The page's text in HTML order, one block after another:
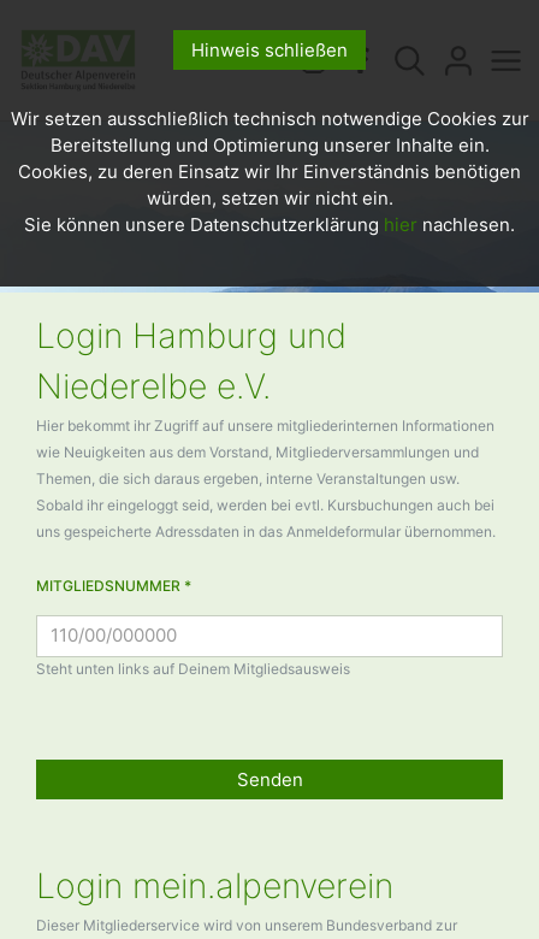
Login Hamburg und
Niederelbe e.V.
Hier bekommt ihr Zugriff auf unsere mitgliederinternen Informationen
wie Neuigkeiten aus dem Vorstand, Mitgliederversammlungen und
Themen, die sich daraus ergeben, interne Veranstaltungen usw.
Sobald ihr eingeloggt seid, werden bei evtl. Kursbuchungen auch bei
uns gespeicherte Adressdaten in das Anmeldeformular übernommen.
MITGLIEDSNUMMER *
Steht unten links auf Deinem Mitgliedsausweis
Senden
Login mein.alpenverein
Dieser Mitgliederservice wird von unserem Bundesverband zur
Hinweis schließen
Wir setzen ausschließlich technisch notwendige Cookies zur
Bereitstellung und Optimierung unserer Inhalte ein.
Cookies, zu deren Einsatz wir Ihr Einverständnis benötigen
würden, setzen wir nicht ein.
Sie können unsere Datenschutzerklärung hier nachlesen.